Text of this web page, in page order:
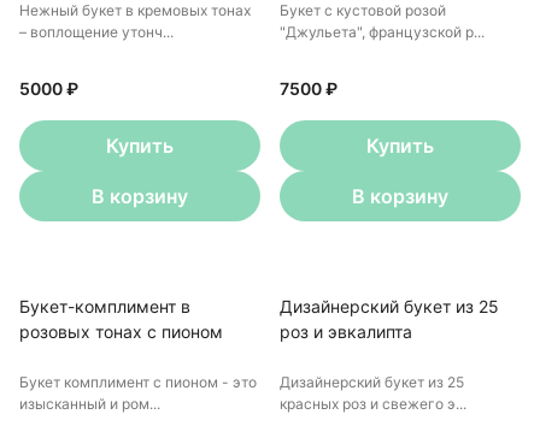
Нежный букет в кремовых тонах
– воплощение утонч...
5000 ₽
Купить
В корзину
Букет с кустовой розой
"Джульета", французской р...
7500 ₽
Купить
В корзину
Букет-комплимент в
розовых тонах с пионом
Букет комплимент с пионом - это
изысканный и ром...
Дизайнерский букет из 25
роз и эвкалипта
Дизайнерский букет из 25
красных роз и свежего э...